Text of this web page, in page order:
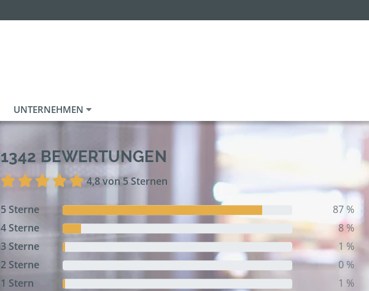
UNTERNEHMEN
1342 BEWERTUNGEN
4,8 von 5 Sternen
5 Sterne
87 %
4 Sterne
8 %
3 Sterne
1 %
2 Sterne
0 %
1 Stern
1 %